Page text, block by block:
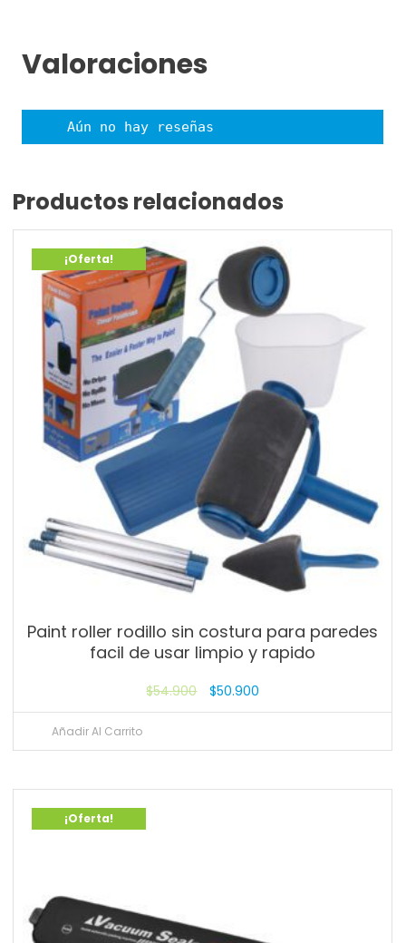
Valoraciones
Aún no hay reseñas
Productos relacionados
¡Oferta!
Paint roller rodillo sin costura para paredes
facil de usar limpio y rapido
$54.900 $50.900
Añadir Al Carrito
¡Oferta!